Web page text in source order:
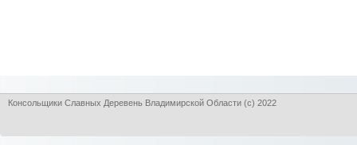
Консольщики Славных Деревень Владимирской Области (с) 2022